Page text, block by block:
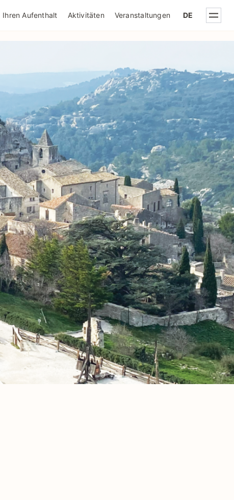
Ihren Aufenthalt Aktivitäten Veranstaltungen DE
DE CONFIDENTIALITÉ